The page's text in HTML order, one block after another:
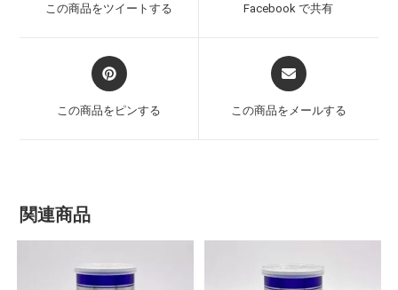
この商品をツイートする Facebook で共有
この商品をピンする この商品をメールする
関連商品